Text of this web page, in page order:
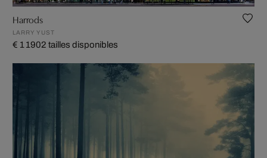
Harrods
LARRY YUST
€ 1 1902 tailles disponibles